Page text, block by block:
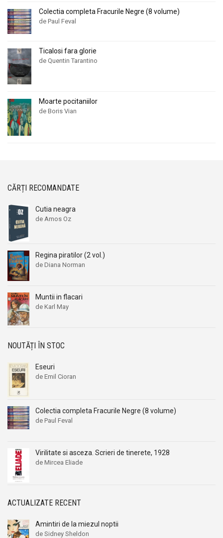
Colectia completa Fracurile Negre (8 volume)
de Paul Feval
Ticalosi fara glorie
de Quentin Tarantino
Moarte pocitaniilor
de Boris Vian
CĂRȚI RECOMANDATE
Cutia neagra
de Amos Oz
Regina piratilor (2 vol.)
de Diana Norman
Muntii in flacari
de Karl May
NOUTĂȚI ÎN STOC
Eseuri
de Emil Cioran
Colectia completa Fracurile Negre (8 volume)
de Paul Feval
Virilitate si asceza. Scrieri de tinerete, 1928
de Mircea Eliade
ACTUALIZATE RECENT
Amintiri de la miezul noptii
de Sidney Sheldon